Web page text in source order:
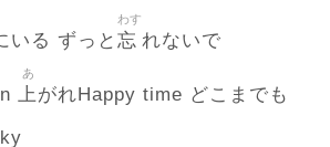
いる ずっと 忘
わす
れないで
上
あ
がれHappy time どこまでも